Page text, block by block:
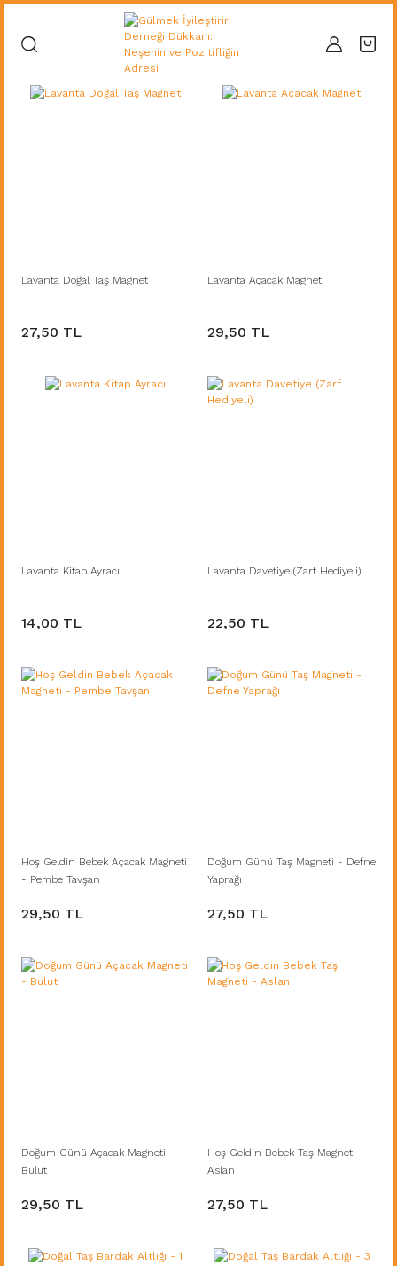
Lavanta Doğal Taş Magnet
27,50 TL
Lavanta Açacak Magnet
29,50 TL
Lavanta Kitap Ayracı
14,00 TL
Lavanta Davetiye (Zarf Hediyeli)
22,50 TL
Hoş Geldin Bebek Açacak Magneti
- Pembe Tavşan
29,50 TL
Doğum Günü Taş Magneti - Defne
Yaprağı
27,50 TL
Doğum Günü Açacak Magneti -
Bulut
29,50 TL
Hoş Geldin Bebek Taş Magneti -
Aslan
27,50 TL